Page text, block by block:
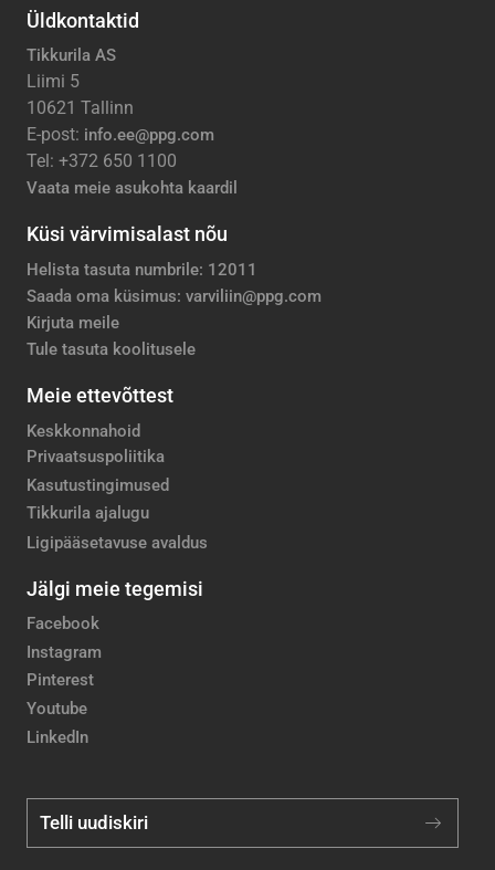
Üldkontaktid
Tikkurila AS
Liimi 5
10621 Tallinn
E-post: info.ee@ppg.com
Tel: +372 650 1100
Vaata meie asukohta kaardil
Küsi värvimisalast nõu
Helista tasuta numbrile: 12011
Saada oma küsimus: varviliin@ppg.com
Kirjuta meile
Tule tasuta koolitusele
Meie ettevõttest
Keskkonnahoid
Privaatsuspoliitika
Kasutustingimused
Tikkurila ajalugu
Ligipääsetavuse avaldus
Jälgi meie tegemisi
Facebook
Instagram
Pinterest
Youtube
LinkedIn
Telli uudiskiri